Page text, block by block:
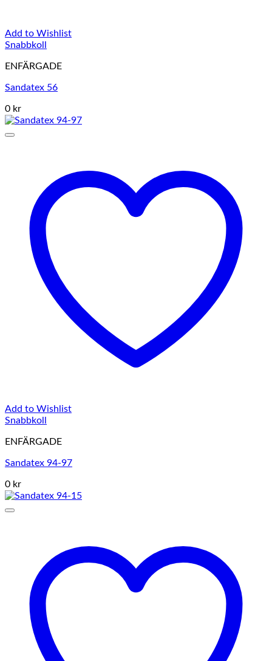
Add to Wishlist
Snabbkoll
ENFÄRGADE
Sandatex 56
0 kr
Add to Wishlist
Snabbkoll
ENFÄRGADE
Sandatex 94-97
0 kr